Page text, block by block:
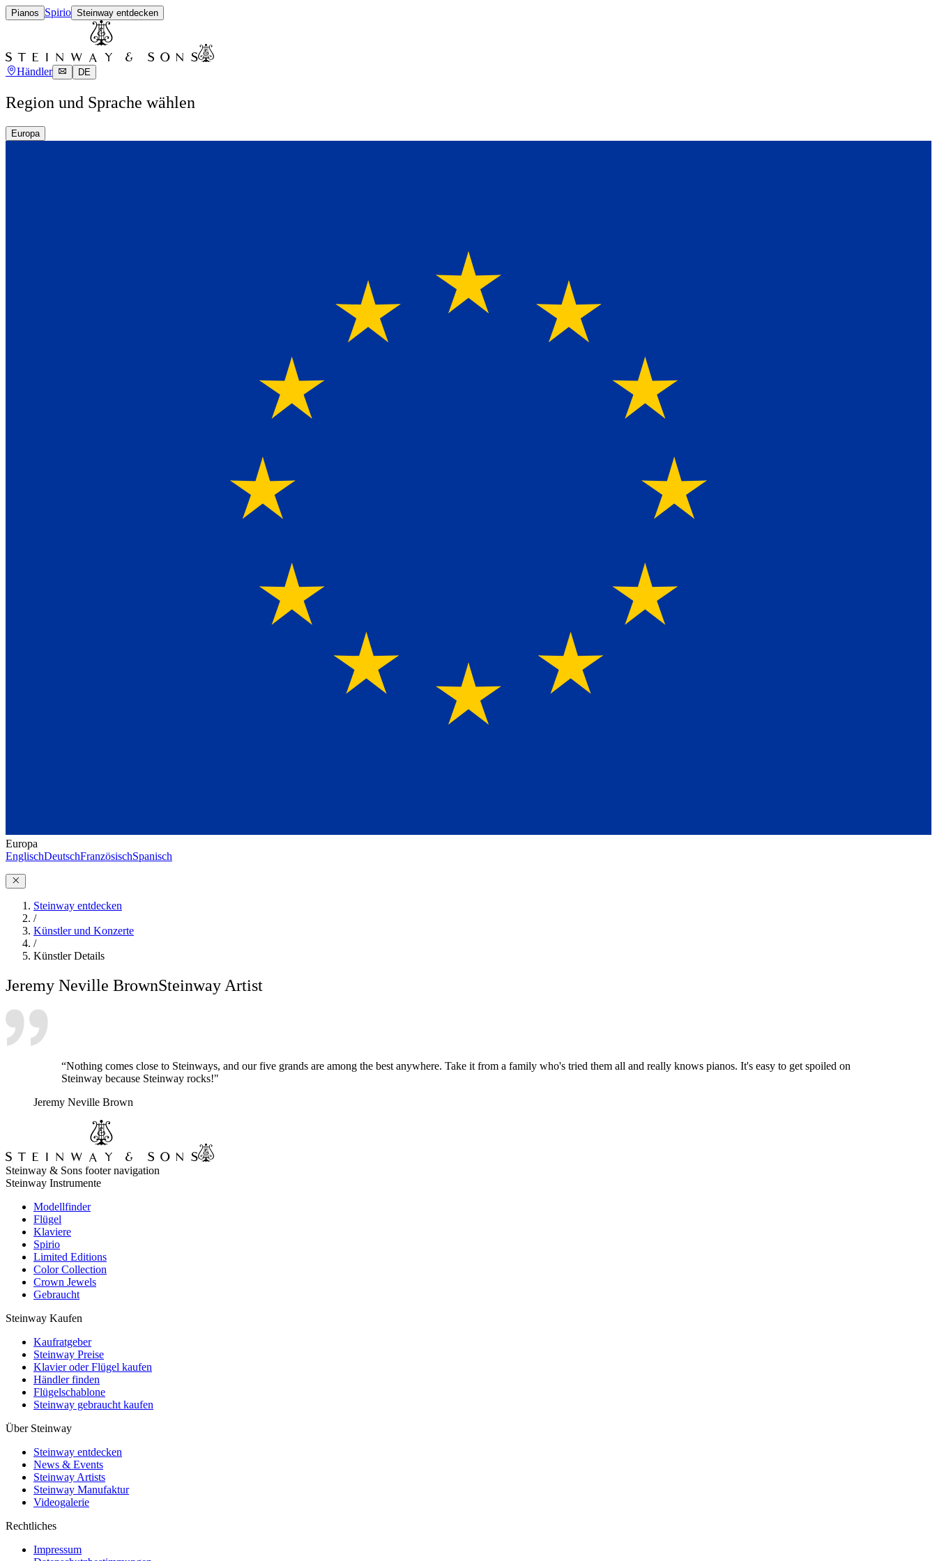
Pianos Spirio Steinway entdecken
Händler DE
Region und Sprache wählen
Europa
Europa
EnglischDeutschFranzösischSpanisch
Steinway entdecken
/
Künstler und Konzerte
/
Künstler Details
Jeremy Neville BrownSteinway Artist
“Nothing comes close to Steinways, and our five grands are among the best anywhere. Take it from a family who's tried them all and really knows pianos. It's easy to get spoiled on
Steinway because Steinway rocks!"
Jeremy Neville Brown
Steinway & Sons footer navigation
Steinway Instrumente
Modellfinder
Flügel
Klaviere
Spirio
Limited Editions
Color Collection
Crown Jewels
Gebraucht
Steinway Kaufen
Kaufratgeber
Steinway Preise
Klavier oder Flügel kaufen
Händler finden
Flügelschablone
Steinway gebraucht kaufen
Über Steinway
Steinway entdecken
News & Events
Steinway Artists
Steinway Manufaktur
Videogalerie
Rechtliches
Impressum